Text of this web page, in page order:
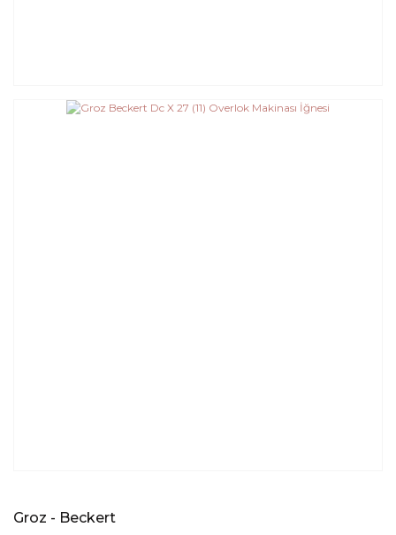
Groz - Beckert